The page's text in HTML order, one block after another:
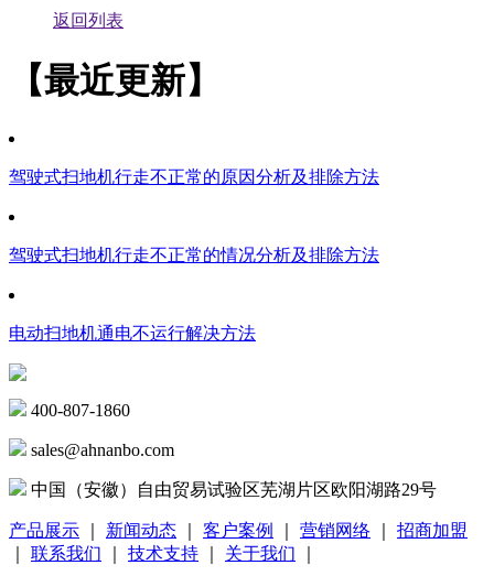
返回列表
【最近更新】
驾驶式扫地机行走不正常的原因分析及排除方法
驾驶式扫地机行走不正常的情况分析及排除方法
电动扫地机通电不运行解决方法
400-807-1860
sales@ahnanbo.com
中国（安徽）自由贸易试验区芜湖片区欧阳湖路29号
产品展示 新闻动态 客户案例 营销网络
招商加盟
联系我们 技术支持 关于我们